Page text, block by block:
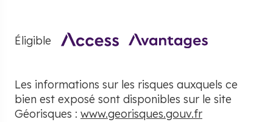
Éligible
Les informations sur les risques auxquels ce
bien est exposé sont disponibles sur le site
Géorisques : www.georisques.gouv.fr